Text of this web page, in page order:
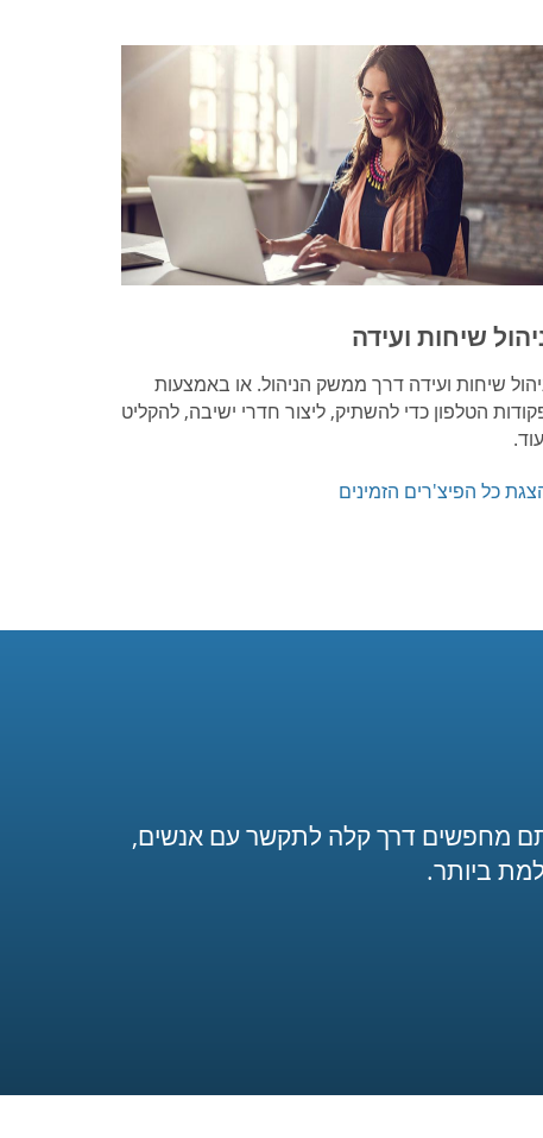
שיחות ועידה
שיחות ועידה דרך ממשק הניהול. או באמצעות
הטלפון כדי להשתיק, ליצור חדרי ישיבה, להקליט
כל הפיצ'רים הזמינים
מחפשים דרך קלה לתקשר עם אנשים,